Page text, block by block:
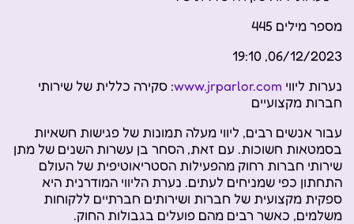
מספר מילים 445
06/12/2023, 19:10
נערות ליווי www.jrparlor.com: סקירה כללית של שירותי
חברות מקצועיים
עבור אנשים רבים, ליווי מעלה תמונות של פגישות חשאיות
בסמטאות חשוכות. עם זאת, הסחר בן עשרות השנים של מתן
שירותי חברות רחוק מהפעילות הסטריאוטיפית של העולם
התחתון כפי שמניחים לעתים. נערת הליווי המודרנית היא
ספקית מקצועית של חברות ושירותים חברתיים ללקוחות
משלמים, כאשר רבים מהם פועלים בגבולות החוק.